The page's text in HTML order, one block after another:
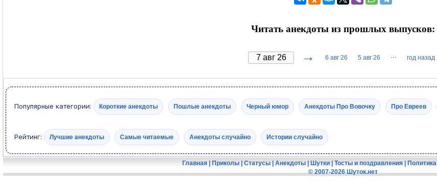
Читать анекдоты из прошлых выпусков:
→ 6 авг 26 5 авг 26 ··· год назад
Популярные категории: Короткие анекдоты Пошлые анекдоты Черный юмор Анекдоты Про Вовочку Про Евреев
Рейтинг: Лучшие анекдоты Самые читаемые Анекдоты случайно Истории случайно
Главная| Приколы| Статусы| Анекдоты| Шутки| Тосты и поздравления|
© 2007-2026 Шуток.нет